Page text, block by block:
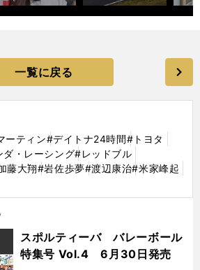
一覧に戻る
ーティン#デイトナ24時間#トヨタ
ダ・レーシング#レッドブル
藤大翔#岩佐歩夢#渡辺康治#米家峰起
スポルティーバ バレーボール
特集号 Vol.4 6月30日発売